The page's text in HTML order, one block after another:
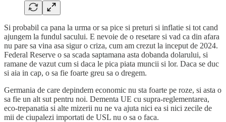
Si probabil ca pana la urma or sa pice si preturi si inflatie si tot cand
ajungem la fundul sacului. E nevoie de o resetare si vad ca din afara
nu pare sa vina asa sigur o criza, cum am crezut la inceput de 2024.
Federal Reserve o sa scada saptamana asta dobanda dolarului, si
ramane de vazut cum si daca le pica piata muncii si lor. Daca se duc
si aia in cap, o sa fie foarte greu sa o dregem.
Germania de care depindem economic nu sta foarte pe roze, si asta o
sa fie un alt sut pentru noi. Dementa UE cu supra-reglementarea,
eco-trepanatia si alte mizerii nu ne va ajuta nici ea si nici zecile de
mii de ciupalezi importati de USL nu o sa o faca.